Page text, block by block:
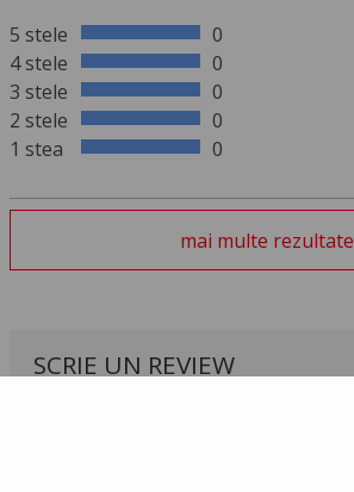
5 stele
0
4 stele
0
3 stele
0
2 stele
0
1 stea
0
mai multe rezultate
SCRIE UN REVIEW